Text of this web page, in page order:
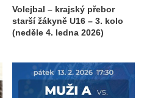
Volejbal – krajský přebor
starší žákyně U16 – 3. kolo
(neděle 4. ledna 2026)